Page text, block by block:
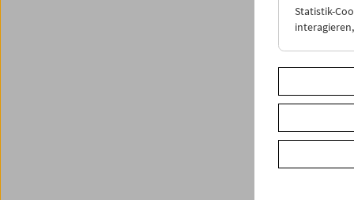
Mit
Statistik-